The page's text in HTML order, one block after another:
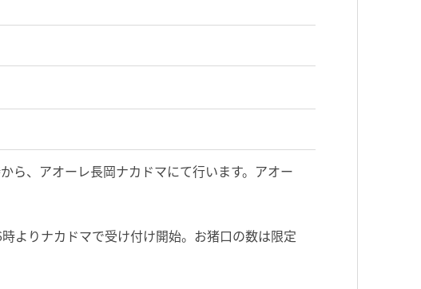
ら、アオーレ長岡ナカドマにて行います。アオー
よりナカドマで受け付け開始。お猪口の数は限定